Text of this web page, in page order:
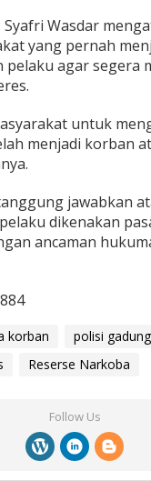
Syafri Wasdar
yang pernah
pelaku agar segera
untuk
menjadi korban
jawabkan
dikenakan
ancaman
884
korban
polisi
Reserse Narkoba
Follow Us